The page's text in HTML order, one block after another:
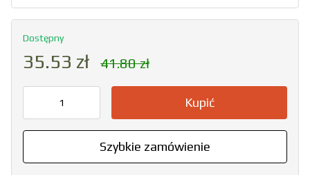
Dostępny
35.53 zł 41.80 zł
Kupić
Szybkie zamówienie